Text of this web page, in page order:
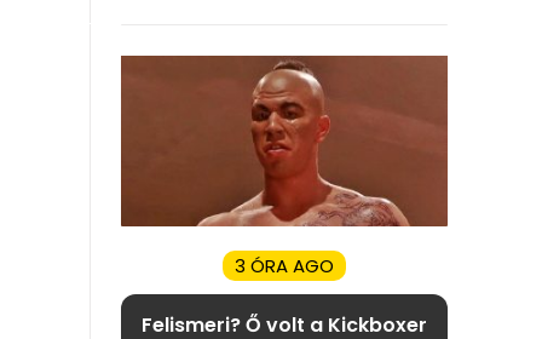
3 ÓRA AGO
Felismeri? Ő volt a Kickboxer